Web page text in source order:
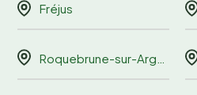
Fréjus
Roquebrune-sur-Argens